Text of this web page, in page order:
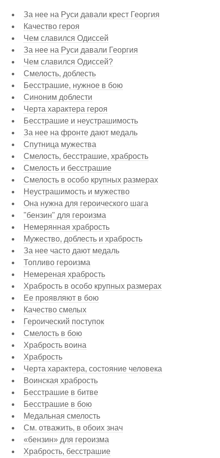
За нее на Руси давали крест Георгия
Качество героя
Чем славился Одиссей
За нее на Руси давали Георгия
Чем славился Одиссей?
Смелость, доблесть
Бесстрашие, нужное в бою
Синоним доблести
Черта характера героя
Бесстрашие и неустрашимость
За нее на фронте дают медаль
Спутница мужества
Смелость, бесстрашие, храбрость
Смелость и бесстрашие
Смелость в особо крупных размерах
Неустрашимость и мужество
Она нужна для героического шага
"бензин" для героизма
Немерянная храбрость
Мужество, доблесть и храбрость
За нее часто дают медаль
Топливо героизма
Немереная храбрость
Храбрость в особо крупных размерах
Ее проявляют в бою
Качество смелых
Героический поступок
Смелость в бою
Храбрость воина
Храбрость
Черта характера, состояние человека
Воинская храбрость
Бесстрашие в битве
Бесстрашие в бою
Медальная смелость
См. отважить, в обоих знач
«бензин» для героизма
Храбрость, бесстрашие